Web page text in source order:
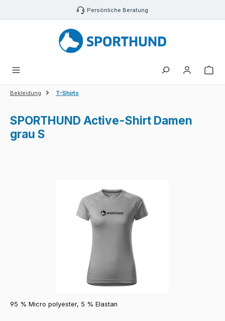
Zum Hauptinhalt springen Persönliche Beratung
Bekleidung T-Shirts
SPORTHUND Active-Shirt Damen
grau S
95 % Micro polyester, 5 % Elastan